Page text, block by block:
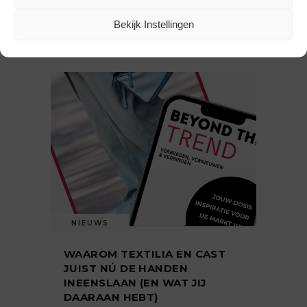
Bekijk Instellingen
NIEUWS
WAAROM TEXTILIA EN CAST
JUIST NÚ DE HANDEN
INEENSLAAN (EN WAT JIJ
DAARAAN HEBT)